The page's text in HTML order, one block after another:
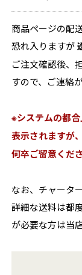
商品ページの配
恐れ入りますが
ご注文確認後、
すので、ご連絡
※システムの都
表示されますが
何卒ご留意くださ
なお、チャータ
詳細な送料は都
が必要な方は当